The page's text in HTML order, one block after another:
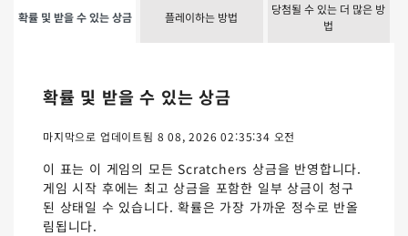
확률 및 받을 수 있는 상금 플레이하는 방법
당첨될 수 있는 더 많은 방
법
확률 및 받을 수 있는 상금
마지막으로 업데이트됨 8 08, 2026 02:35:34 오전
이 표는 이 게임의 모든 Scratchers 상금을 반영합니다.
게임 시작 후에는 최고 상금을 포함한 일부 상금이 청구
된 상태일 수 있습니다. 확률은 가장 가까운 정수로 반올
림됩니다.